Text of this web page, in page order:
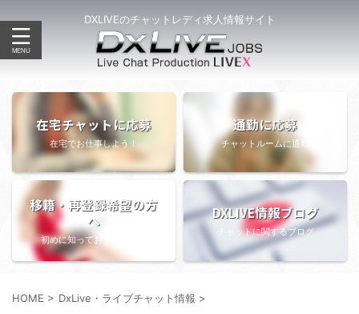
DXLIVEのチャットレディ求人情報サイト
在宅チャットに応募
在宅でお仕事しよう！
通勤に応募
チャットルームに通勤
移籍・再登録希望の方
へ
初めに知っておきたい情報
DXLIVE情報ブログ
チャットに関するブログ
HOME > DxLive・ライブチャット情報 >